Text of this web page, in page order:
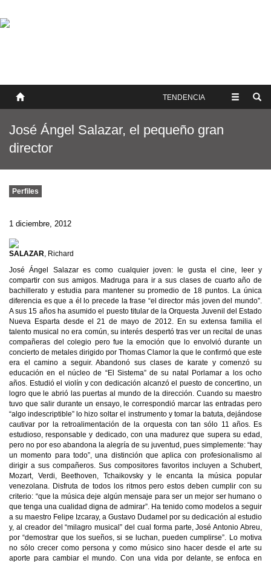
SOBRE NOSOTROS
TENDENCIA
José Ángel Salazar, el pequeño gran
director
Perfiles
1 diciembre, 2012
SALAZAR, Richard
José Ángel Salazar es como cualquier joven: le gusta el cine, leer y
compartir con sus amigos. Madruga para ir a sus clases de cuarto año de
bachillerato y estudia para mantener su promedio de 18 puntos. La única
diferencia es que a él lo precede la frase “el director más joven del mundo”.
A sus 15 años ha asumido el puesto titular de la Orquesta Juvenil del Estado
Nueva Esparta desde el 21 de mayo de 2012. En su extensa familia el
talento musical no era común, su interés despertó tras ver un recital de unas
compañeras del colegio pero fue la emoción que lo envolvió durante un
concierto de metales dirigido por Thomas Clamor la que le confirmó que este
era el camino a seguir. Abandonó sus clases de karate y comenzó su
educación en el núcleo de “El Sistema” de su natal Porlamar a los ocho
años. Estudió el violín y con dedicación alcanzó el puesto de concertino, un
logro que le abrió las puertas al mundo de la dirección. Cuando su maestro
tuvo que salir durante un ensayo, le correspondió marcar las entradas pero
“algo indescriptible” lo hizo soltar el instrumento y tomar la batuta, dejándose
cautivar por la retroalimentación de la orquesta con tan sólo 11 años. Es
estudioso, responsable y dedicado, con una madurez que supera su edad,
pero no por eso abandona la alegría de su juventud, pues simplemente: “hay
un momento para todo”, una distinción que aplica con profesionalismo al
dirigir a sus compañeros. Sus compositores favoritos incluyen a Schubert,
Mozart, Verdi, Beethoven, Tchaikovsky y le encanta la música popular
venezolana. Disfruta de todos los ritmos pero estos deben cumplir con su
criterio: “que la música deje algún mensaje para ser un mejor ser humano o
que tenga una cualidad digna de admirar”. Ha tenido como modelos a seguir
a su maestro Felipe Izcaray, a Gustavo Dudamel por su dedicación al estudio
y, al creador del “milagro musical” del cual forma parte, José Antonio Abreu,
por “demostrar que los sueños, si se luchan, pueden cumplirse”. Lo motiva
no sólo crecer como persona y como músico sino hacer desde el arte su
aporte para cambiar el mundo. Con una vida por delante, se enfoca en